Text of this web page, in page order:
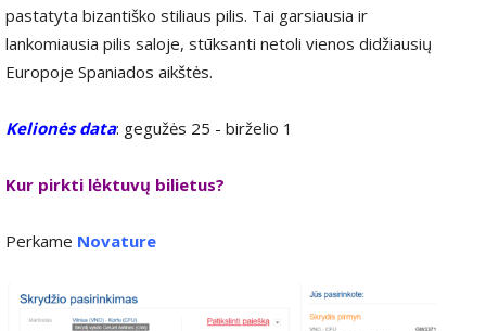
pastatyta bizantiško stiliaus pilis. Tai garsiausia ir
lankomiausia pilis saloje, stūksanti netoli vienos didžiausių
Europoje Spaniados aikštės.
Kelionės data: gegužės 25 - birželio 1
Kur pirkti lėktuvų bilietus?
Perkame Novature